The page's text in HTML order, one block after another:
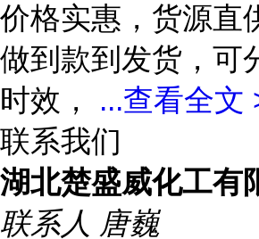
价格实惠，货源直
做到款到发货，可
时效， ...查看全文
联系我们
湖北楚盛威化工有
联系人 唐巍